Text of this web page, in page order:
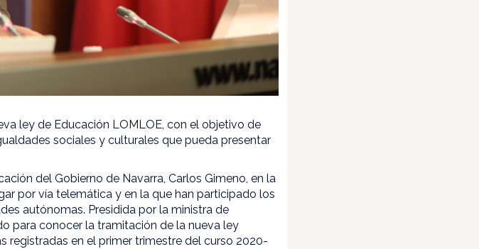
ley de Educación LOMLOE, con el objetivo de
sociales y culturales que pueda presentar
del Gobierno de Navarra, Carlos Gimeno, en la
por vía telemática y en la que han participado los
autónomas. Presidida por la ministra de
para conocer la tramitación de la nueva ley
registradas en el primer trimestre del curso 2020-